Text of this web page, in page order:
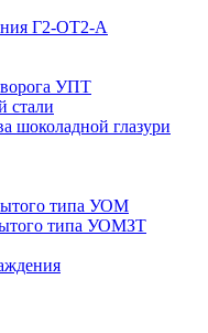
Г2-ОТ2-А
УПТ
стали
шоколадной глазури
типа УОМ
типа УОМЗТ